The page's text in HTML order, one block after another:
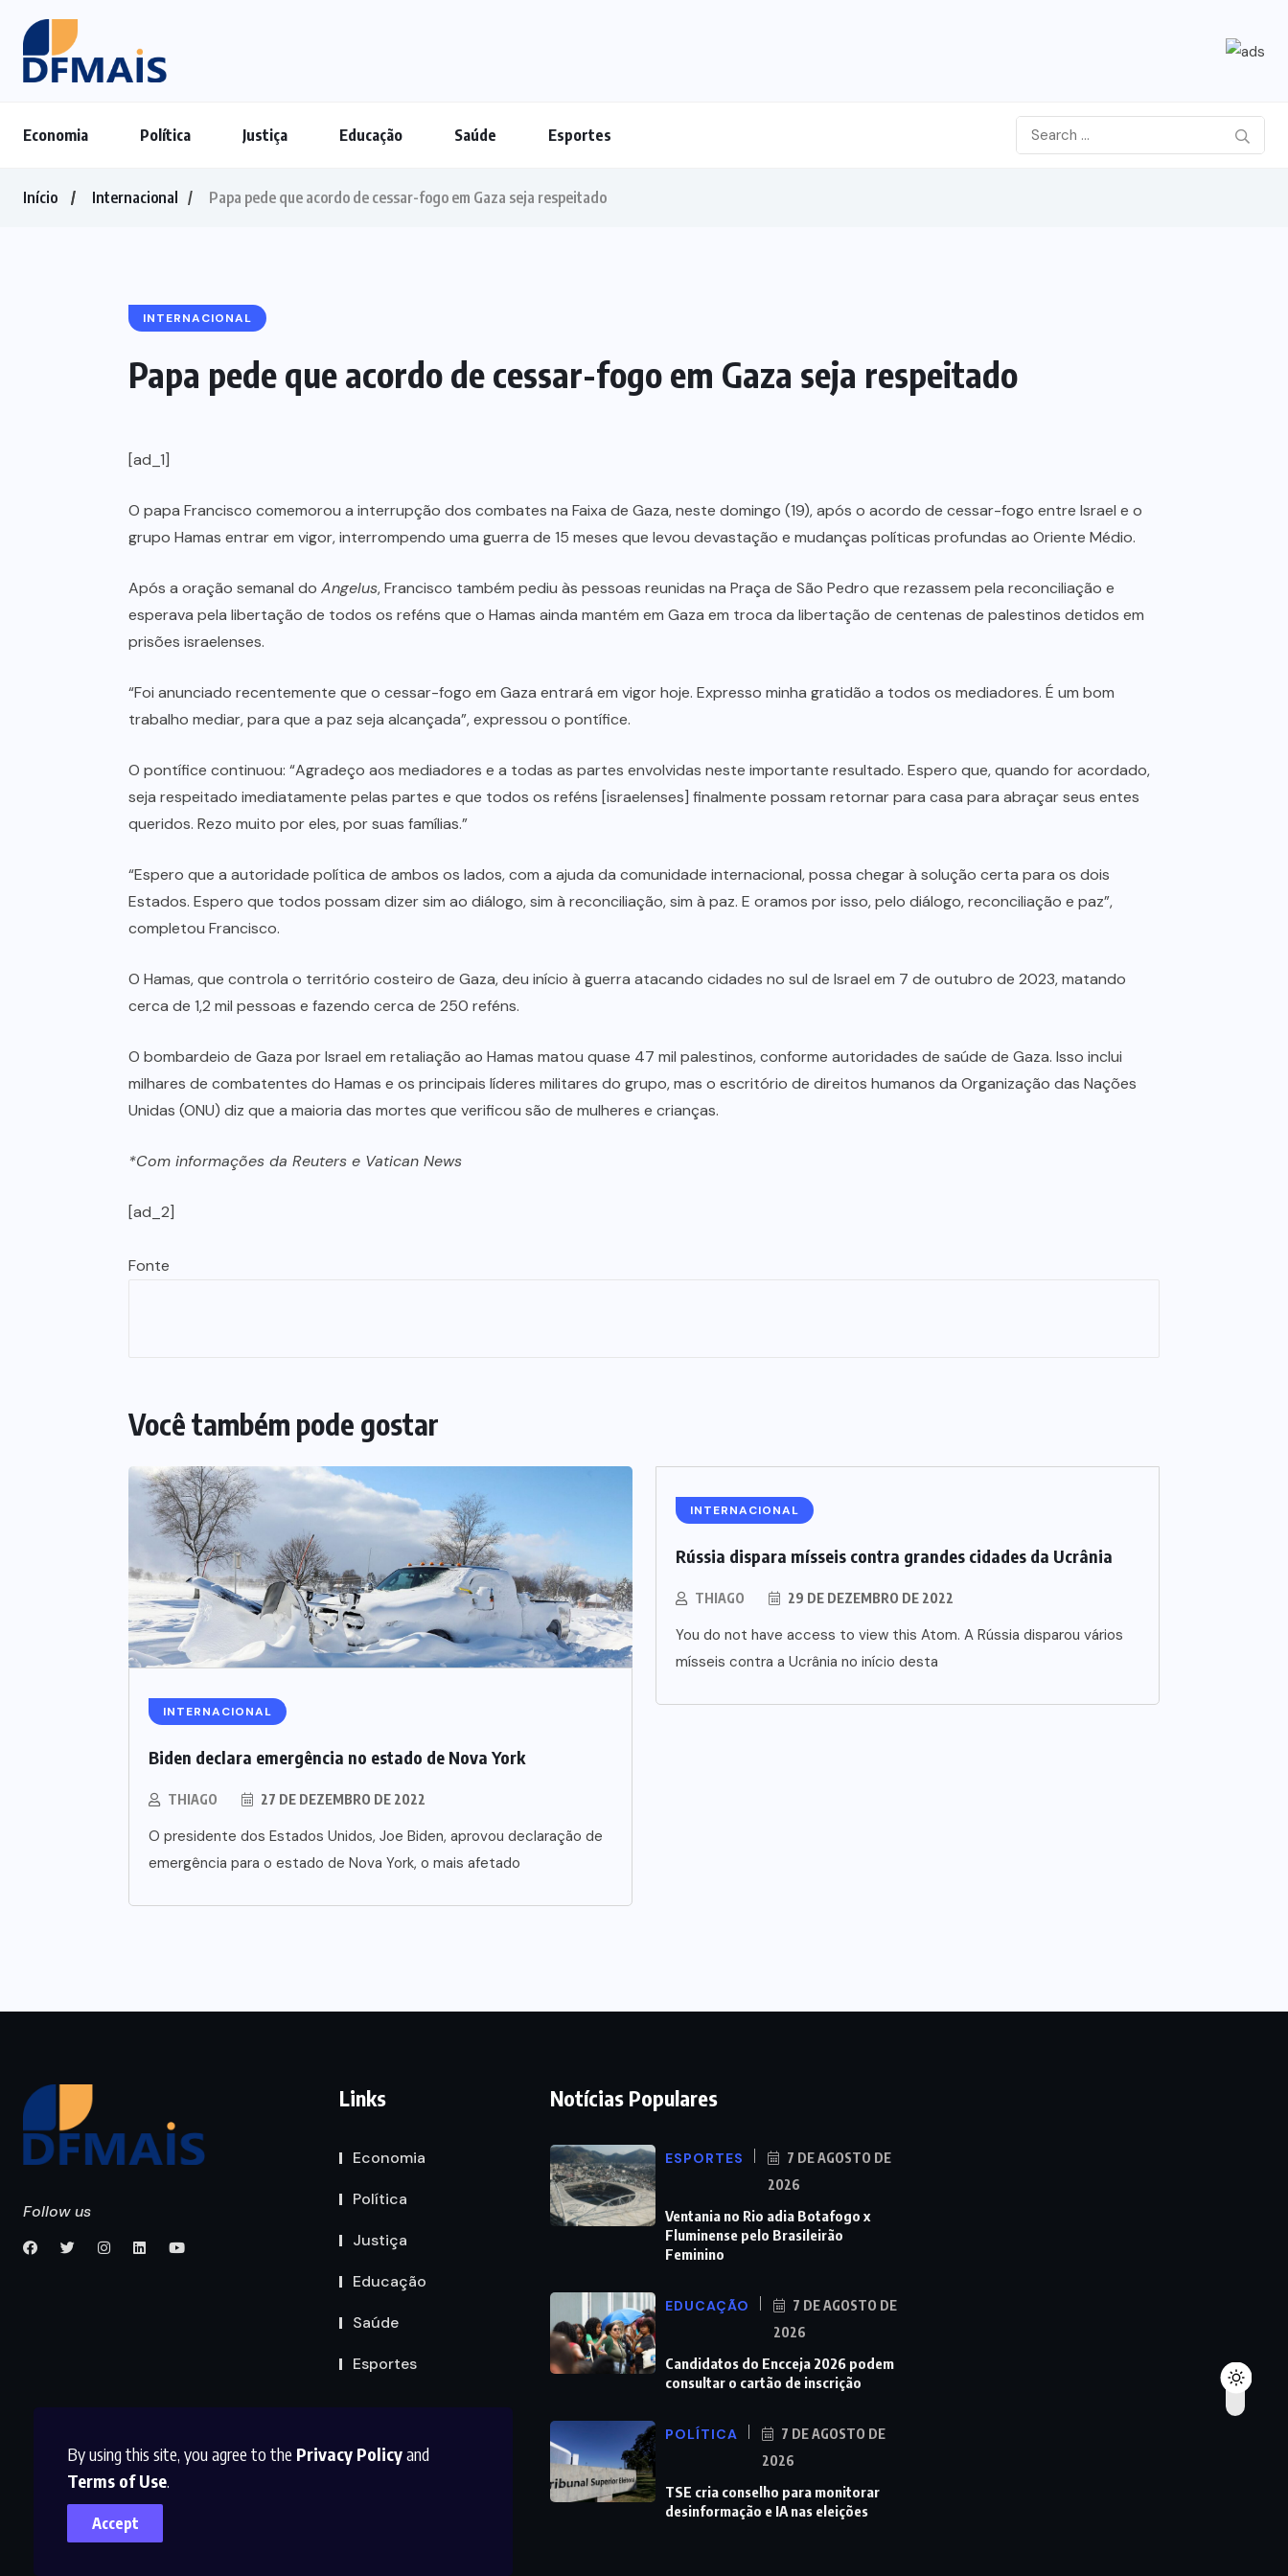
By using this site, you agree to the Privacy Policyand
Terms of Use.
Accept
Economia Política Justiça Educação Saúde Esportes
Início Internacional Papa pede que acordo de cessar-fogo em Gaza seja respeitado
INTERNACIONAL
Papa pede que acordo de cessar-fogo em Gaza seja respeitado
[ad_1]
O papa Francisco comemorou a interrupção dos combates na Faixa de Gaza, neste domingo (19), após o acordo de cessar-fogo entre Israel e o
grupo Hamas entrar em vigor, interrompendo uma guerra de 15 meses que levou devastação e mudanças políticas profundas ao Oriente Médio.
Após a oração semanal do Angelus, Francisco também pediu às pessoas reunidas na Praça de São Pedro que rezassem pela reconciliação e
esperava pela libertação de todos os reféns que o Hamas ainda mantém em Gaza em troca da libertação de centenas de palestinos detidos em
prisões israelenses.
“Foi anunciado recentemente que o cessar-fogo em Gaza entrará em vigor hoje. Expresso minha gratidão a todos os mediadores. É um bom
trabalho mediar, para que a paz seja alcançada”, expressou o pontífice.
O pontífice continuou: “Agradeço aos mediadores e a todas as partes envolvidas neste importante resultado. Espero que, quando for acordado,
seja respeitado imediatamente pelas partes e que todos os reféns [israelenses] finalmente possam retornar para casa para abraçar seus entes
queridos. Rezo muito por eles, por suas famílias.”
“Espero que a autoridade política de ambos os lados, com a ajuda da comunidade internacional, possa chegar à solução certa para os dois
Estados. Espero que todos possam dizer sim ao diálogo, sim à reconciliação, sim à paz. E oramos por isso, pelo diálogo, reconciliação e paz”,
completou Francisco.
O Hamas, que controla o território costeiro de Gaza, deu início à guerra atacando cidades no sul de Israel em 7 de outubro de 2023, matando
cerca de 1,2 mil pessoas e fazendo cerca de 250 reféns.
O bombardeio de Gaza por Israel em retaliação ao Hamas matou quase 47 mil palestinos, conforme autoridades de saúde de Gaza. Isso inclui
milhares de combatentes do Hamas e os principais líderes militares do grupo, mas o escritório de direitos humanos da Organização das Nações
Unidas (ONU) diz que a maioria das mortes que verificou são de mulheres e crianças.
*Com informações da Reuters e Vatican News
[ad_2]
Fonte
Você também pode gostar
INTERNACIONAL
Biden declara emergência no estado de Nova York
THIAGO 27 DE DEZEMBRO DE 2022
O presidente dos Estados Unidos, Joe Biden, aprovou declaração de
emergência para o estado de Nova York, o mais afetado
INTERNACIONAL
Rússia dispara mísseis contra grandes cidades da Ucrânia
THIAGO 29 DE DEZEMBRO DE 2022
You do not have access to view this Atom. A Rússia disparou vários
mísseis contra a Ucrânia no início desta
Follow us
Links
Economia
Política
Justiça
Educação
Saúde
Esportes
Notícias Populares
ESPORTES
7 DE AGOSTO DE
2026
Ventania no Rio adia Botafogo x
Fluminense pelo Brasileirão
Feminino
EDUCAÇÃO
7 DE AGOSTO DE
2026
Candidatos do Encceja 2026 podem
consultar o cartão de inscrição
POLÍTICA
7 DE AGOSTO DE
2026
TSE cria conselho para monitorar
desinformação e IA nas eleições